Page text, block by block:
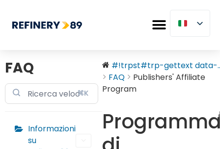
FAQ
⌘K
Informazioni
su
#!trpst#trp-gettext data-
FAQ
Publishers' Affiliate
Program